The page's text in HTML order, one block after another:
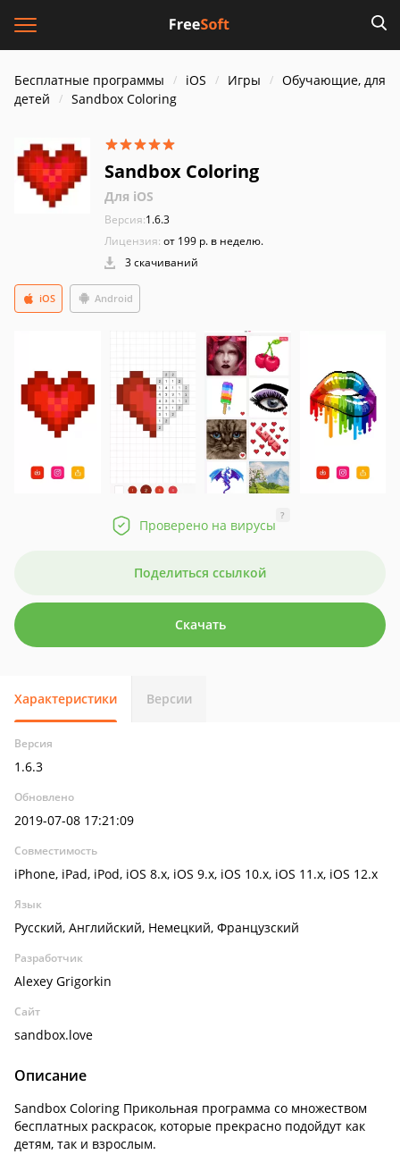
Бесплатные программы iOS Игры
Обучающие, для
детей
Sandbox Coloring
Sandbox Coloring
Для iOS
Версия:1.6.3
Лицензия: от 199 р. в неделю.
3 скачиваний
Android
iOS
Проверено на вирусы
?
Поделиться ссылкой
Скачать
Характеристики Версии
Версия
1.6.3
Обновлено
2019-07-08 17:21:09
Совместимость
iPhone, iPad, iPod, iOS 8.x, iOS 9.x, iOS 10.x, iOS 11.x, iOS 12.x
Язык
Русский, Английский, Немецкий, Французский
Разработчик
Alexey Grigorkin
Сайт
sandbox.love
Описание
Sandbox Coloring Прикольная программа со множеством
бесплатных раскрасок, которые прекрасно подойдут как
детям, так и взрослым.